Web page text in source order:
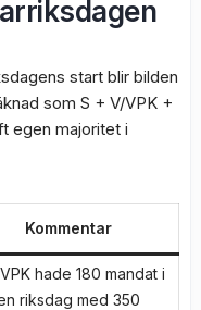
start blir bilden
som S + V/VPK +
egen majoritet i
Kommentar
hade 180 mandat i
riksdag med 350